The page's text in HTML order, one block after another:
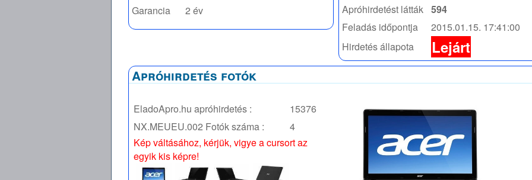
Garancia
2 év Apróhirdetést látták 594
Feladás időpontja
2015.01.15. 17:41:00
Hirdetés állapota
Lejárt
Apróhirdetés fotók
EladoApro.hu apróhirdetés :
15376
NX.MEUEU.002 Fotók száma :
4
Kép váltásához, kérjük, vigye a cursort az
egyik kis képre!